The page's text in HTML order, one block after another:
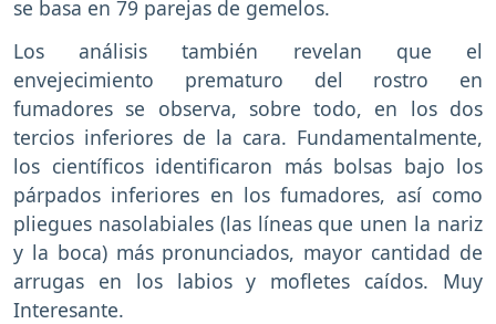
se basa en 79 parejas de gemelos.
Los análisis también revelan que el
envejecimiento prematuro del rostro en
fumadores se observa, sobre todo, en los dos
tercios inferiores de la cara. Fundamentalmente,
los científicos identificaron más bolsas bajo los
párpados inferiores en los fumadores, así como
pliegues nasolabiales (las líneas que unen la nariz
y la boca) más pronunciados, mayor cantidad de
arrugas en los labios y mofletes caídos. Muy
Interesante.